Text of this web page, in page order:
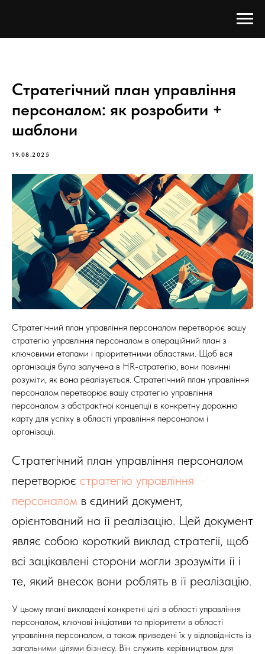
Стратегічний план управління
персоналом: як розробити +
шаблони
19.08.2025
Стратегічний план управління персоналом перетворює вашу
стратегію управління персоналом в операційний план з
ключовими етапами і пріоритетними областями. Щоб вся
організація була залучена в HR-стратегію, вони повинні
розуміти, як вона реалізується. Стратегічний план управління
персоналом перетворює вашу стратегію управління
персоналом з абстрактної концепції в конкретну дорожню
карту для успіху в області управління персоналом і
організації.
Стратегічний план управління персоналом
перетворює стратегію управління
персоналом в єдиний документ,
орієнтований на її реалізацію. Цей документ
являє собою короткий виклад стратегії, щоб
всі зацікавлені сторони могли зрозуміти її і
те, який внесок вони роблять в її реалізацію.
У цьому плані викладені конкретні цілі в області управління
персоналом, ключові ініціативи та пріоритети в області
управління персоналом, а також приведені їх у відповідність із
загальними цілями бізнесу. Він служить керівництвом для